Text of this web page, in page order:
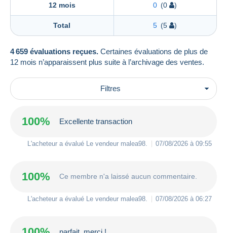
12 mois 0 (0 )
Total 5 (5 )
4 659 évaluations reçues. Certaines évaluations de plus de
12 mois n’apparaissent plus suite à l’archivage des ventes.
Filtres
100% Excellente transaction
L'acheteur a évalué Le vendeur malea98 07/08/2026 à 09:55
100% Ce membre n'a laissé aucun commentaire.
L'acheteur a évalué Le vendeur malea98 07/08/2026 à 06:27